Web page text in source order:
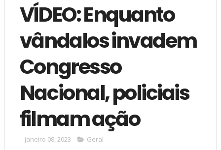
VÍDEO: Enquanto
vândalos invadem
Congresso
Nacional, policiais
filmam ação
janeiro 08, 2023 Geral